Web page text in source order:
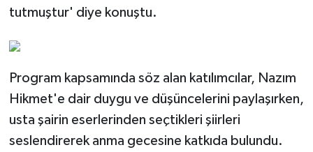
tutmuştur' diye konuştu.
Program kapsamında söz alan katılımcılar, Nazım
Hikmet'e dair duygu ve düşüncelerini paylaşırken,
usta şairin eserlerinden seçtikleri şiirleri
seslendirerek anma gecesine katkıda bulundu.